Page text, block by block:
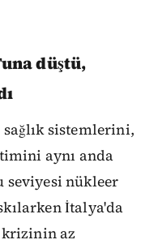
düştü,
sağlık sistemlerini,
aynı anda
seviyesi nükleer
İtalya'da
az